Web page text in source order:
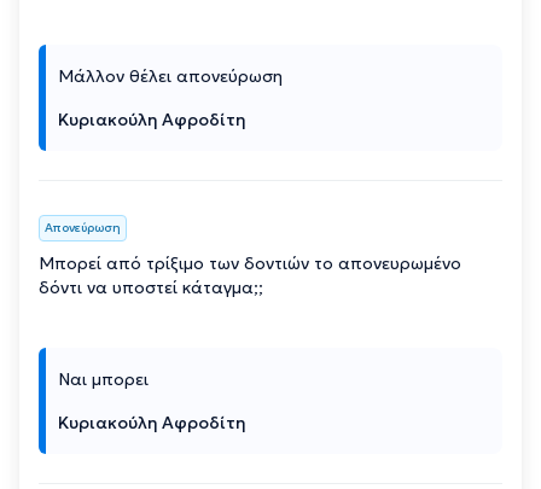
Μάλλον θέλει απονεύρωση
Κυριακούλη Αφροδίτη
Απονεύρωση
Μπορεί από τρίξιμο των δοντιών το απονευρωμένο
δόντι να υποστεί κάταγμα;;
Ναι μπορει
Κυριακούλη Αφροδίτη